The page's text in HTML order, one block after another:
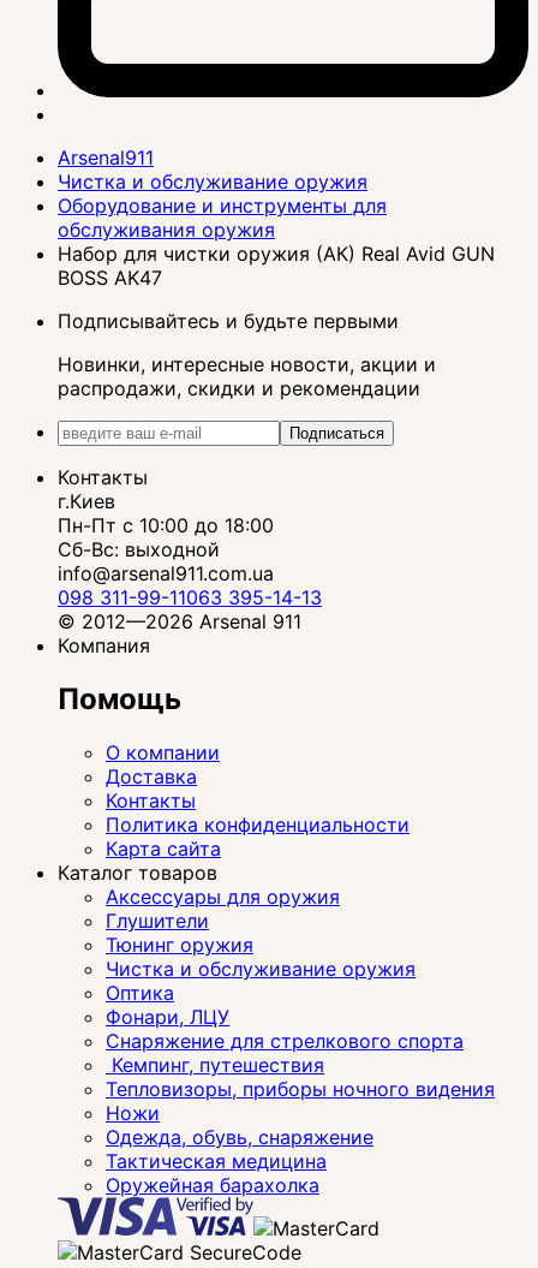
Arsenal911
Чистка и обслуживание оружия
Оборудование и инструменты для
обслуживания оружия
Набор для чистки оружия (АК) Real Avid GUN
BOSS AK47
Подписывайтесь и будьте первыми
Новинки, интересные новости, акции и
распродажи, скидки и рекомендации
Подписаться
Контакты
г.Киев
Пн-Пт с 10:00 до 18:00
Сб-Вс: выходной
info@arsenal911.com.ua
098 311-99-11063 395-14-13
© 2012—2026 Arsenal 911
Компания
Помощь
О компании
Доставка
Контакты
Политика конфиденциальности
Карта сайта
Каталог товаров
Аксессуары для оружия
Глушители
Тюнинг оружия
Чистка и обслуживание оружия
Оптика
Фонари, ЛЦУ
Снаряжение для стрелкового спорта
Кемпинг, путешествия
Тепловизоры, приборы ночного видения
Ножи
Одежда, обувь, снаряжение
Тактическая медицина
Оружейная барахолка